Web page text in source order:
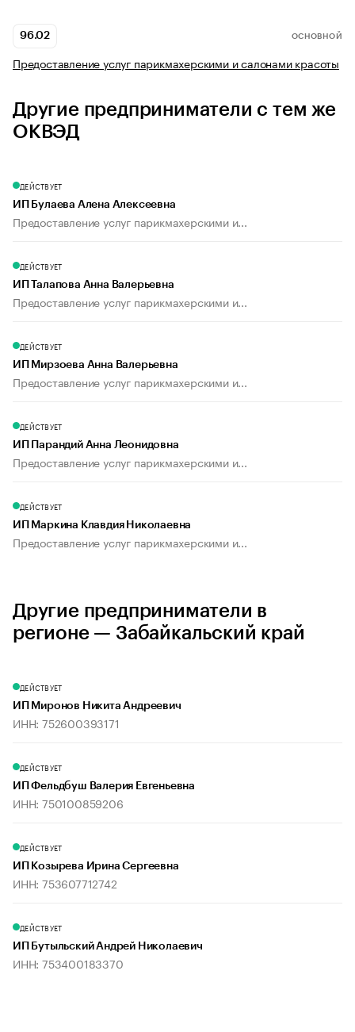
96.02 ОСНОВНОЙ
Предоставление услуг парикмахерскими и салонами красоты
Другие предприниматели с тем же
ОКВЭД
ДЕЙСТВУЕТ
ИП Булаева Алена Алексеевна
Предоставление услуг парикмахерскими и...
ДЕЙСТВУЕТ
ИП Талапова Анна Валерьевна
Предоставление услуг парикмахерскими и...
ДЕЙСТВУЕТ
ИП Мирзоева Анна Валерьевна
Предоставление услуг парикмахерскими и...
ДЕЙСТВУЕТ
ИП Парандий Анна Леонидовна
Предоставление услуг парикмахерскими и...
ДЕЙСТВУЕТ
ИП Маркина Клавдия Николаевна
Предоставление услуг парикмахерскими и...
Другие предприниматели в
регионе — Забайкальский край
ДЕЙСТВУЕТ
ИП Миронов Никита Андреевич
ИНН: 752600393171
ДЕЙСТВУЕТ
ИП Фельдбуш Валерия Евгеньевна
ИНН: 750100859206
ДЕЙСТВУЕТ
ИП Козырева Ирина Сергеевна
ИНН: 753607712742
ДЕЙСТВУЕТ
ИП Бутыльский Андрей Николаевич
ИНН: 753400183370